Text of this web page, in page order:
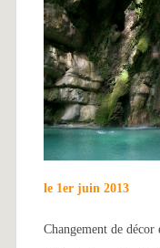
le 1er juin 2013
Changement de décor